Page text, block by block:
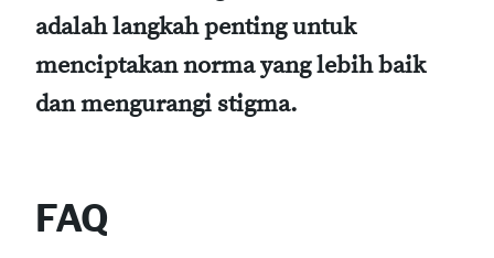
adalah langkah penting untuk
menciptakan norma yang lebih baik
dan mengurangi stigma.
FAQ